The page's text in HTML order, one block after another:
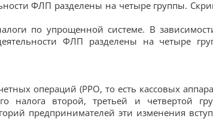
по упрощенной системе. В
ФЛП разделены на четыре
операций (РРО, то есть кассовых
налога второй, третьей и четвертой
предпринимателей эти изменения